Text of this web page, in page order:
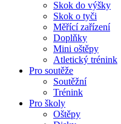
Skok do výšky
Skok o tyči
Měřící zařízení
Doplňky
Mini oštěpy
Atletický trénink
Pro soutěže
Soutěžní
Trénink
Pro školy
Oštěpy